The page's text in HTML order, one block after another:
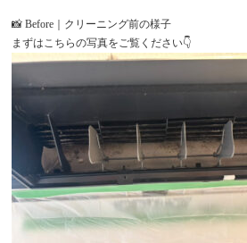
📸 Before｜クリーニング前の様子
まずはこちらの写真をご覧ください👇